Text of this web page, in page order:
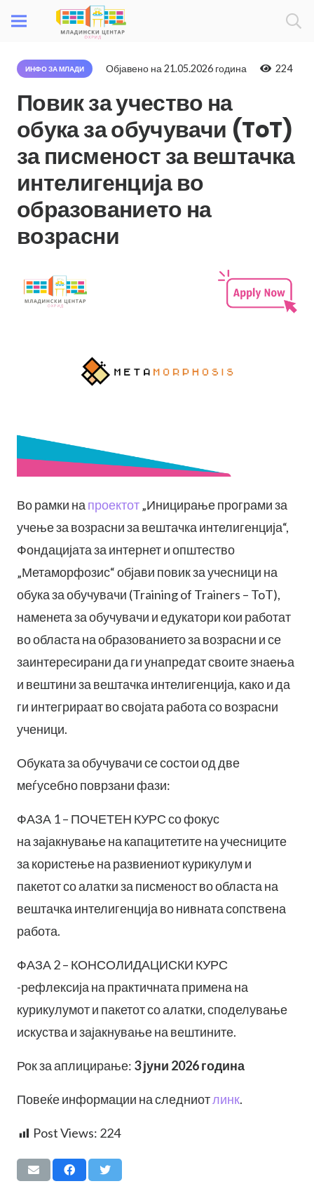
ИНФО ЗА МЛАДИ Објавено на21.05.2026 година 224
Повик за учество на
обука за обучувачи (ToT)
за писменост за вештачка
интелигенција во
образованието на
возрасни
Во рамки напроектот„Иницирање програми за
учење за возрасни за вештачка интелигенција“,
Фондацијата за интернет и општество
„Метаморфозис“ објави повик за учесници на
обука за обучувачи (Training of Trainers – ToT),
наменета за обучувачи и едукатори кои работат
во областа на образованието за возрасни и се
заинтересирани да ги унапредат своите знаења
и вештини за вештачка интелигенција, како и да
ги интегрираат во својата работа со возрасни
ученици.
Обуката за обучувачи се состои од две
меѓусебно поврзани фази:
ФАЗА 1 – ПОЧЕТЕН КУРС со фокус
на зајакнување на капацитетите на учесниците
за користење на развиениот курикулум и
пакетот со алатки за писменост во областа на
вештачка интелигенција во нивната сопствена
работа.
ФАЗА 2 – КОНСОЛИДАЦИСКИ КУРС
-рефлексија на практичната примена на
курикулумот и пакетот со алатки, споделување
искуства и зајакнување на вештините.
Рок за аплицирање: 3 јуни 2026 година
Повеќе информации на следниотлинк.
Post Views: 224